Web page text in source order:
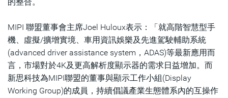
MIPI 聯盟董事會主席Joel Huloux表示：「就高階智慧型手
機、虛擬/擴增實境、車用資訊娛樂及先進駕駛輔助系統
(advanced driver assistance system，ADAS)等最新應用而
言，市場對於4K及更高解析度顯示器的需求日益增加。而
新思科技為MIPI聯盟的董事與顯示工作小組(Display
Working Group)的成員，持續倡議產業生態體系內的互操作